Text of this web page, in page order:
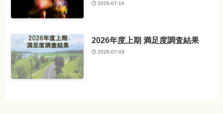
2026-07-16
2026年度上期 満足度調査結果
2026-07-03